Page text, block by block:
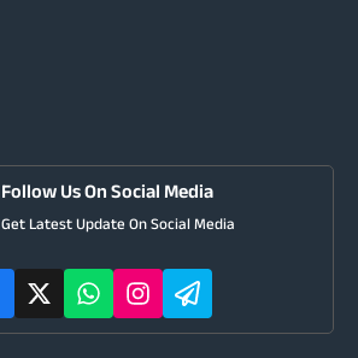
Follow Us On Social Media
Get Latest Update On Social Media